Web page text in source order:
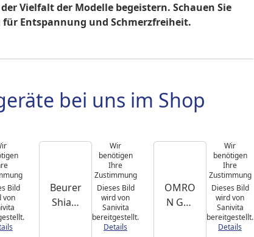
Vielfalt der Modelle begeistern. Schauen Sie
Entspannung und Schmerzfreiheit.
bei uns im Shop
Bild
von
Beurer
Shiats
Wir
benötigen
Ihre
Zustimmung
Dieses Bild
wird von
Sanivita
bereitgestellt.
Details
OMRO
N Gel-
Wir
benötigen
Ihre
Zustimmung
Dieses Bild
wird von
Sanivita
bereitgestellt.
Details